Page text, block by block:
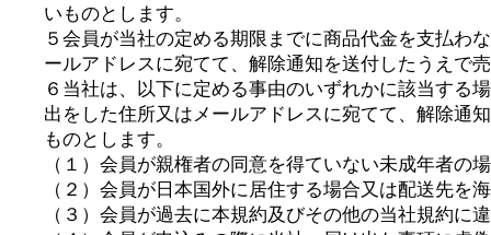
いものとします。
５会員が当社の定める期限までに商品代金を支払わ
ールアドレスに宛てて、解除通知を送付したうえで
６当社は、以下に定める事由のいずれかに該当する
出をした住所又はメールアドレスに宛てて、解除通
ものとします。
（１）会員が親権者の同意を得ていない未成年者の
（２）会員が日本国外に居住する場合又は配送先を
（３）会員が過去に本規約及びその他の当社規約に